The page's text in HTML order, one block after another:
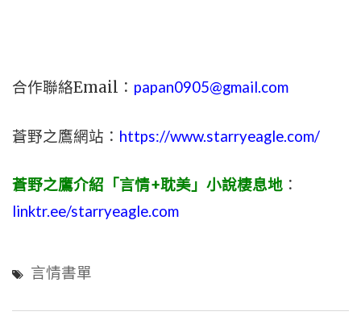
合作聯絡Email： papan0905@gmail.com
蒼野之鷹網站： https://www.starryeagle.com/
蒼野之鷹介紹「言情+耽美」小說棲息地 ：
linktr.ee/starryeagle.com
言情書單